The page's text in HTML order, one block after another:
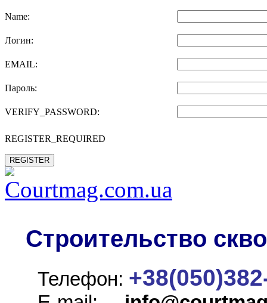
Name:
Логин:
EMAIL:
Пароль:
VERIFY_PASSWORD:
REGISTER_REQUIRED
REGISTER
Строительство
Телефон: